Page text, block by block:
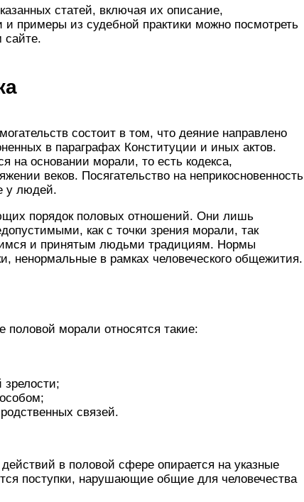
статей, включая их описание,
примеры из судебной практики можно посмотреть
сайте.
состоит в том, что деяние направлено
в параграфах Конституции и иных актов.
на основании морали, то есть кодекса,
веков. Посягательство на неприкосновенность
у людей.
порядок половых отношений. Они лишь
как с точки зрения морали, так
и принятым людьми традициям. Нормы
ненормальные в рамках человеческого общежития.
морали относятся такие:
связей.
в половой сфере опирается на указные
поступки, нарушающие общие для человечества